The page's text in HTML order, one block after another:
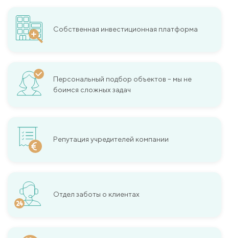
Собственная инвестиционная платформа
Персональный подбор объектов – мы не
боимся сложных задач
Репутация учредителей компании
Отдел заботы о клиентах